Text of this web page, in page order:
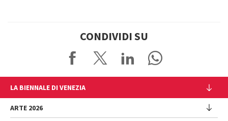
CONDIVIDI SU
LA BIENNALE DI VENEZIA
L'Istituzione
Cariche istituzionali
ARTE 2026